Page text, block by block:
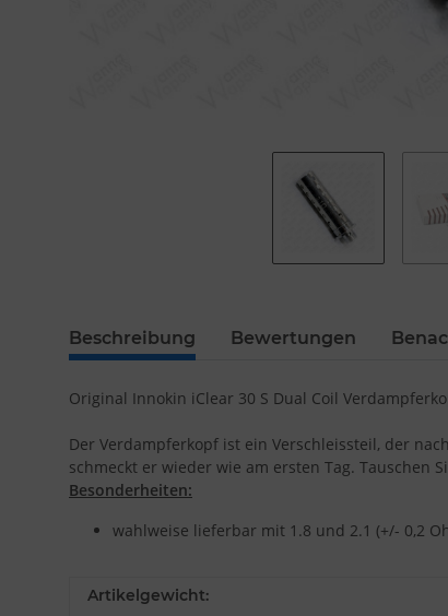
Beschreibung Bewertungen
Original Innokin iClear 30 S Dual Coil
Der Verdampferkopf ist ein Verschleissteil, der
schmeckt er wieder wie am ersten Tag. Tauschen
Besonderheiten:
wahlweise lieferbar mit 1.8 und 2.1 (+/- 0,2
Artikelgewicht: